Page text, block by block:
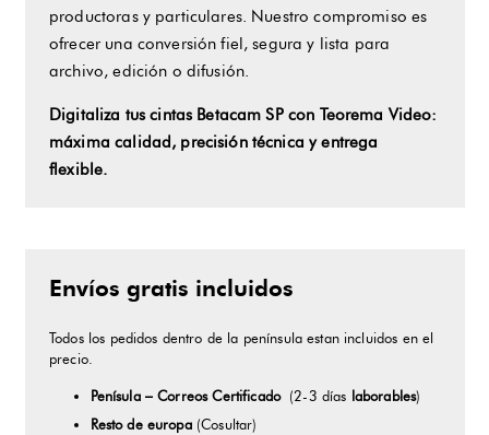
productoras y particulares. Nuestro compromiso es
ofrecer una conversión fiel, segura y lista para
archivo, edición o difusión.
Digitaliza tus cintas Betacam SP con Teorema Video:
máxima calidad, precisión técnica y entrega
flexible.
Envíos gratis incluidos
Todos los pedidos dentro de la península estan incluidos en el
precio.
Penísula – Correos Certificado(2-3 días laborables)
Resto de europa(Cosultar)